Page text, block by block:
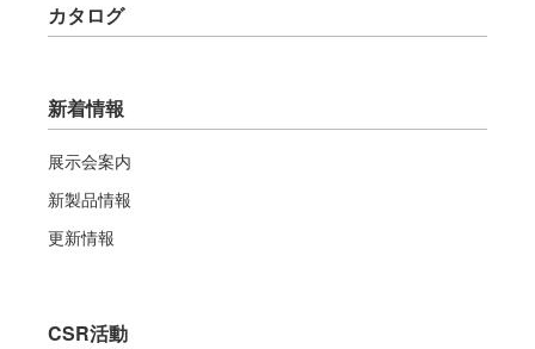
カタログ
新着情報
展示会案内
新製品情報
更新情報
CSR活動